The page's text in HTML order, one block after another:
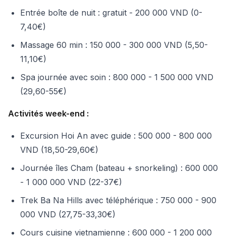
Entrée boîte de nuit : gratuit - 200 000 VND (0-
7,40€)
Massage 60 min : 150 000 - 300 000 VND (5,50-
11,10€)
Spa journée avec soin : 800 000 - 1 500 000 VND
(29,60-55€)
Activités week-end :
Excursion Hoi An avec guide : 500 000 - 800 000
VND (18,50-29,60€)
Journée îles Cham (bateau + snorkeling) : 600 000
- 1 000 000 VND (22-37€)
Trek Ba Na Hills avec téléphérique : 750 000 - 900
000 VND (27,75-33,30€)
Cours cuisine vietnamienne : 600 000 - 1 200 000